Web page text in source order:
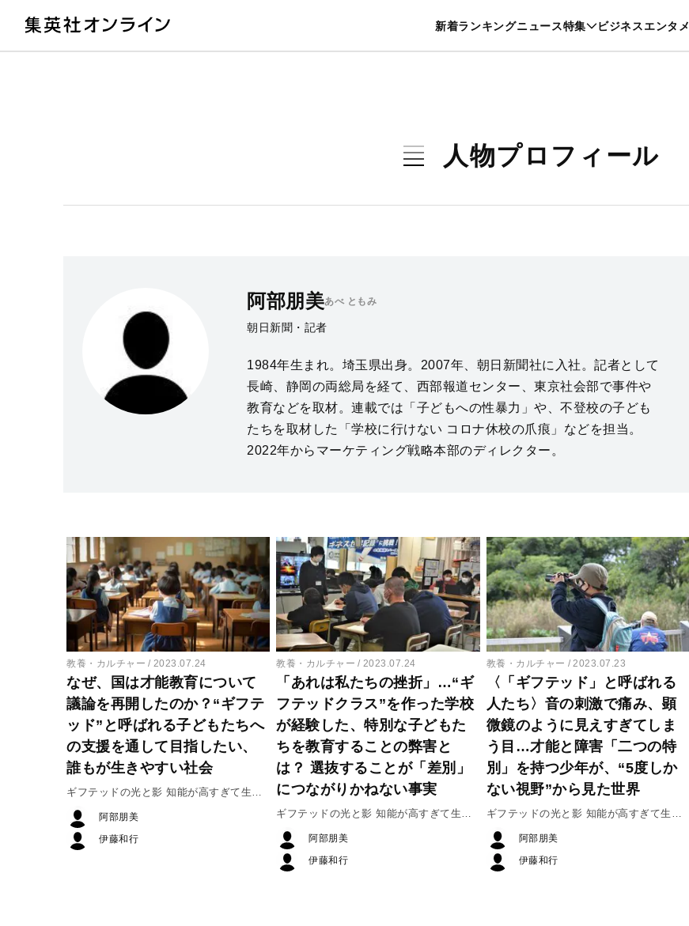
新着ランキングニュース特集 ビジネスエンタメ
暮らし スポーツ ヘルスケア 美容 グルメ
人物プロフィール
阿部朋美あべ ともみ
朝日新聞・記者
1984年生まれ。埼玉県出身。2007年、朝日新聞社に入社。記者として
長崎、静岡の両総局を経て、西部報道センター、東京社会部で事件や
教育などを取材。連載では「子どもへの性暴力」や、不登校の子ども
たちを取材した「学校に行けない コロナ休校の爪痕」などを担当。
2022年からマーケティング戦略本部のディレクター。
教養・カルチャー 2023.07.24
なぜ、国は才能教育について
議論を再開したのか？“ギフテ
ッド”と呼ばれる子どもたちへ
の支援を通して目指したい、
誰もが生きやすい社会
ギフテッドの光と影 知能が高すぎて生き
づらい人たち #５
阿部朋美
伊藤和行
教養・カルチャー 2023.07.24
「あれは私たちの挫折」…“ギ
フテッドクラス”を作った学校
が経験した、特別な子どもた
ちを教育することの弊害と
は？ 選抜することが「差別」
につながりかねない事実
ギフテッドの光と影 知能が高すぎて生き
づらい人たち #４
阿部朋美
伊藤和行
教養・カルチャー 2023.07.23
〈「ギフテッド」と呼ばれる
人たち〉音の刺激で痛み、顕
微鏡のように見えすぎてしま
う目…才能と障害「二つの特
別」を持つ少年が、“5度しか
ない視野”から見た世界
ギフテッドの光と影 知能が高すぎて生き
づらい人たち #３
阿部朋美
伊藤和行